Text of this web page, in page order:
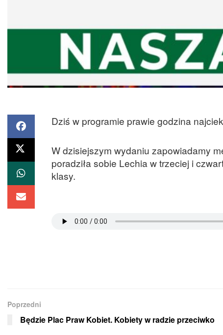
Dziś w programie prawie godzina
W dzisiejszym wydaniu zapowiadamy
poradziła sobie Lechia w trzeciej i
klasy.
Poprzedni
Będzie Plac Praw Kobiet. Kobiety w radzie przeciwko